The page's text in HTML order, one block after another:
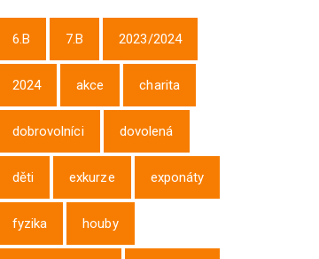
6.B 7.B 2023/2024
2024 akce charita
dobrovolníci dovolená
děti exkurze exponáty
fyzika houby